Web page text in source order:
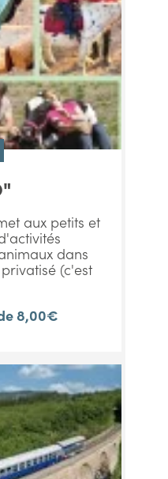
aux petits et
dans
(c'est
8,00€